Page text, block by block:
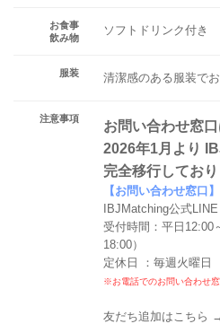
お食事
飲み物
ソフトドリンク付き
服装 清潔感のある服装でお
注意事項
お問い合わせ窓口
2026年1月より
完全移行しており
【お問い合わせ窓口】
IBJMatching公式LINE
受付時間：平日12:00
18:00）
定休日 ：毎週火曜日
※お電話でのお問い合わせ窓
友だち追加はこちら